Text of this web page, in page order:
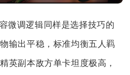
微调逻辑同样是选择技巧的
输出平稳，标准均衡五人羁
英副本敌方单卡坦度极高，